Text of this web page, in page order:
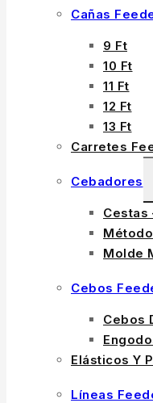
Cañas
9 Ft
10 Ft
11 Ft
12 Ft
13 Ft
Carretes
Cebadores
Cestas
Método
Molde
Cebos
Cebos
Elásticos Y
Líneas